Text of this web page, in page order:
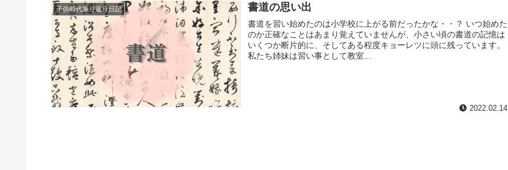
子供時代振り返り日記 書道の思い出
書道を習い始めたのは小学校に上がる前だったかな・・？ いつ始めた
のか正確なことはあまり覚えていませんが、小さい頃の書道の記憶は
いくつか断片的に、そしてある程度キョーレツに頭に残っています。
私たち姉妹は習い事として教室...
2022.02.14